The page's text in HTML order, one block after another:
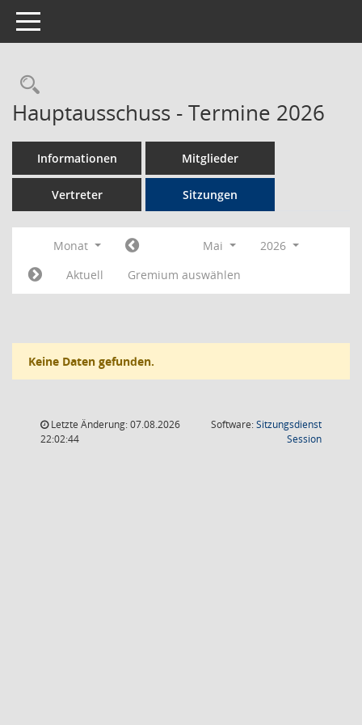
Toggle navigation
Rechercheauswahl
Hauptausschuss - Termine 2026
Informationen Mitglieder
Vertreter Sitzungen
Monat Mai
2026
Aktuell
Gremium auswählen
Keine Daten gefunden.
Letzte Änderung: 07.08.2026
22:02:44
Software:Sitzungsdienst
Session(Wird in